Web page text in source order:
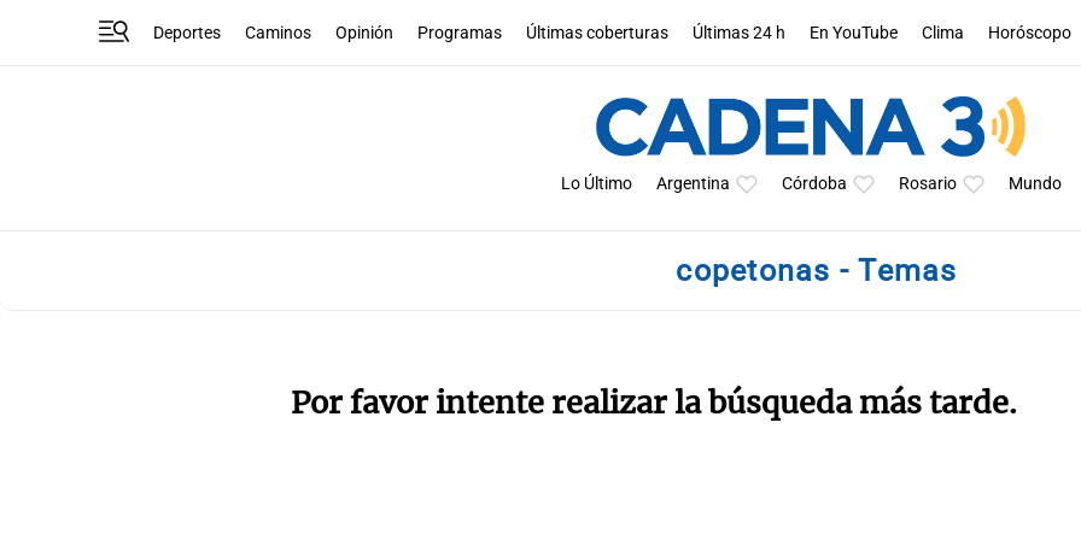
Deportes Caminos Opinión Programas Últimas coberturas Últimas 24 h En YouTube Clima Horóscopo
Lo Último Argentina Córdoba Rosario Mundo
copetonas - Temas
Por favor intente realizar la búsqueda más tarde.